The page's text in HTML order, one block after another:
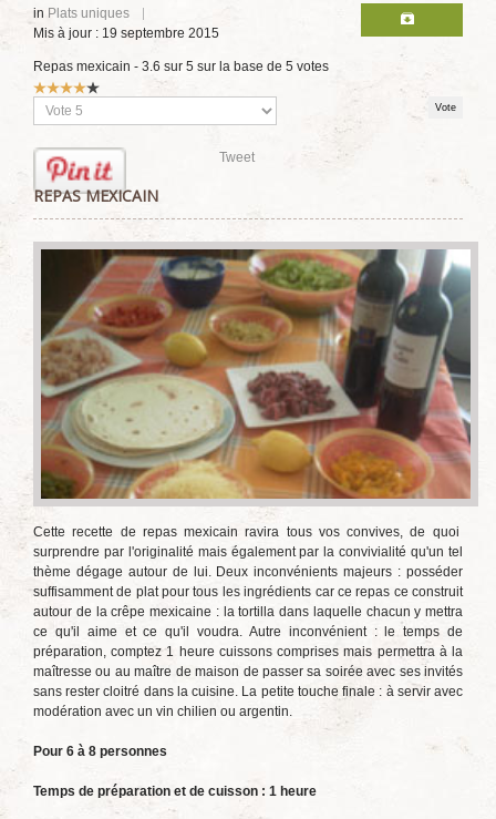
in Plats uniques
Mis à jour : 19 septembre 2015
Repas mexicain - 3.6 sur 5 sur la base de 5 votes
Vote
utilisateur:
Veuillez
voter
Tweet
REPAS MEXICAIN
Cette recette de repas mexicain ravira tous vos convives, de quoi
surprendre par l'originalité mais également par la convivialité qu'un tel
thème dégage autour de lui. Deux inconvénients majeurs : posséder
suffisamment de plat pour tous les ingrédients car ce repas ce construit
autour de la crêpe mexicaine : la tortilla dans laquelle chacun y mettra
ce qu'il aime et ce qu'il voudra. Autre inconvénient : le temps de
préparation, comptez 1 heure cuissons comprises mais permettra à la
maîtresse ou au maître de maison de passer sa soirée avec ses invités
sans rester cloitré dans la cuisine. La petite touche finale : à servir avec
modération avec un vin chilien ou argentin.
Pour 6 à 8 personnes
Temps de préparation et de cuisson : 1 heure